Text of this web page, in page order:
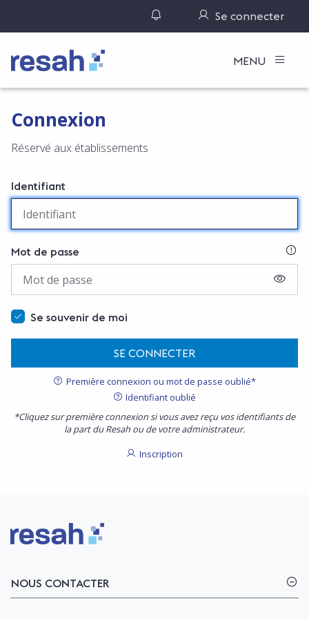
Gérer ses notifications
Se connecter
Logo Resah MENU
Connexion
Réservé aux établissements
Identifiant
Mot de passe
Se souvenir de moi
SE CONNECTER
Première connexion ou mot de passe oublié*
Identifiant oublié
*Cliquez sur première connexion si vous avez reçu vos identifiants de
la part du Resah ou de votre administrateur.
Inscription
Logo Resah
NOUS CONTACTER